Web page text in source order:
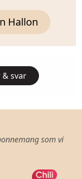
Hallon
& svar
som vi